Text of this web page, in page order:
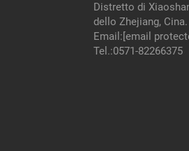
Distretto di
dello Zhejiang, Cina.
Email: [email
Tel.:0571-82266375